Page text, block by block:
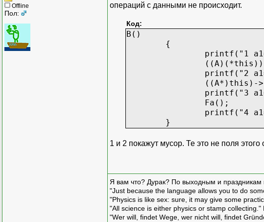
Offline
Пол:
операций с данными не происходит.
Код:
B()
{
printf("1
printf("2
((A*)this)-
printf("3
Fa();
printf("4
}
1 и 2 покажут мусор. Те это не поля этого
Я вам что? Дурак? По выходным и
"Just because the language allows you to do
"Physics is like sex: sure, it may give some
"All science is either physics or stamp collecting."
"Wer will, findet Wege, wer nicht will, findet